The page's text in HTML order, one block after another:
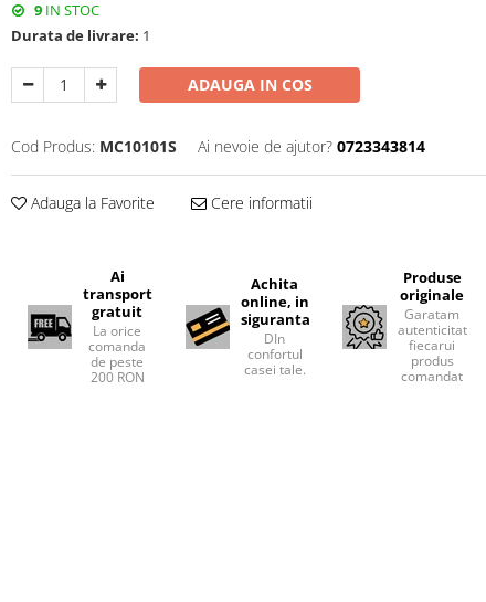
9 IN STOC
Durata de livrare: 1
ADAUGA IN COS
Cod Produs: MC10101S Ai nevoie de ajutor? 0723343814
Adauga la Favorite Cere informatii
Ai
transport
gratuit
La orice
comanda
de peste
200 RON
Achita
online, in
siguranta
DIn
confortul
casei tale.
Produse
originale
Garatam
autenticitatea
fiecarui
produs
comandat